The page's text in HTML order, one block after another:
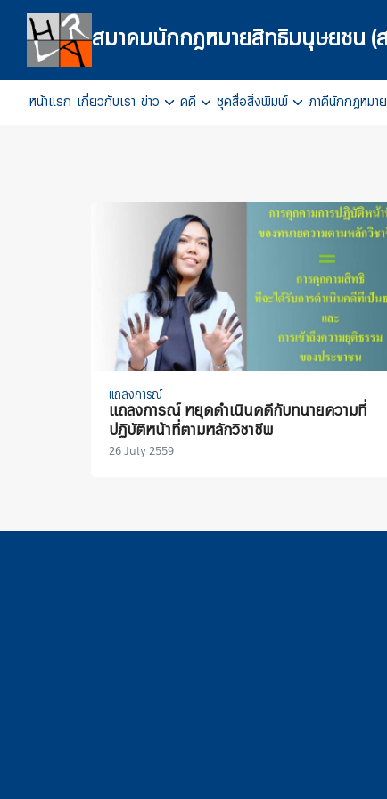
Skip
content
สมาคมนักกฎหมายสิทธิมนุษยชน (
หน้าแรก เกี่ยวกับเรา ข่าว คดี ชุดสื่อสิ่งพิมพ์ ภาคีนักกฎหมาย
แถลงการณ์
แถลงการณ์ หยุดดำเนินคดีกับทนายความที่
ปฏิบัติหน้าที่ตามหลักวิชาชีพ
26 July 2559